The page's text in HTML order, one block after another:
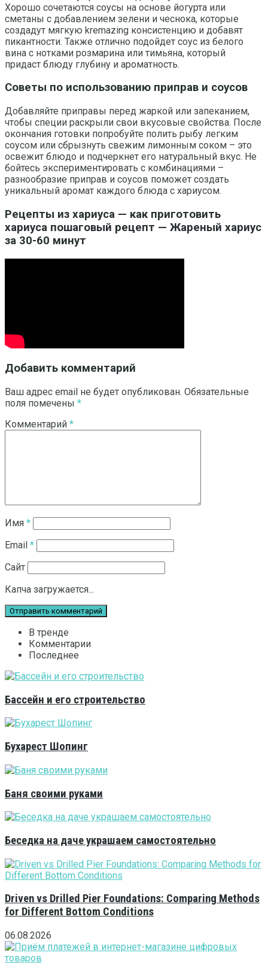
Хорошо сочетаются соусы на основе йогурта или
сметаны с добавлением зелени и чеснока, которые
создадут мягкую kremazing консистенцию и добавят
пикантности. Также отлично подойдет соус из белого
вина с нотками розмарина или тимьяна, который
придаст блюду глубину и ароматность.
Советы по использованию приправ и соусов
Добавляйте приправы перед жаркой или запеканием,
чтобы специи раскрыли свои вкусовые свойства. После
окончания готовки попробуйте полить рыбу легким
соусом или сбрызнуть свежим лимонным соком – это
освежит блюдо и подчеркнет его натуральный вкус. Не
бойтесь экспериментировать с комбинациями –
разнообразие приправ и соусов поможет создать
уникальный аромат каждого блюда с хариусом.
Рецепты из хариуса — как приготовить
хариуса пошаговый рецепт — Жареный хариус
за 30-60 минут
Добавить комментарий
Ваш адрес email не будет опубликован. Обязательные
поля помечены *
Комментарий *
Имя *
Email *
Сайт
Капча загружается...
В тренде
Комментарии
Последнее
Бассейн и его строительство
Бухарест Шопинг
Баня своими руками
Беседка на даче украшаем самостоятельно
Driven vs Drilled Pier Foundations: Comparing Methods
for Different Bottom Conditions
06.08.2026